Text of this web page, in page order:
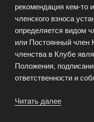
рекомендация кем-то
членского взноса
определяется видом
или Постоянный
членства в Клубе
Положения,
ответственности и
Читать далее